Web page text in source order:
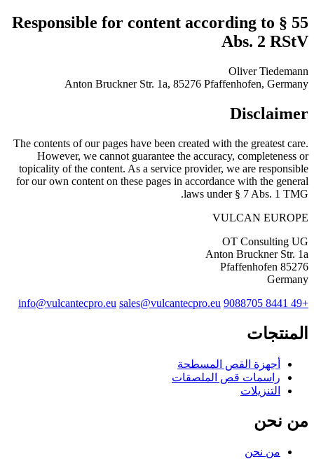
Responsible for content according to § 55
Abs. 2 RStV
Oliver Tiedemann
Anton Bruckner Str. 1a, 85276 Pfaffenhofen, Germany
Disclaimer
The contents of our pages have been created with the greatest care.
However, we cannot guarantee the accuracy, completeness or
topicality of the content. As a service provider, we are responsible
for our own content on these pages in accordance with the general
laws under § 7 Abs. 1 TMG.
VULCAN EUROPE
OT Consulting UG
Anton Bruckner Str. 1a
85276 Pfaffenhofen
Germany
+49 8441 9088705
info@vulcantecpro.eu sales@vulcantecpro.eu
المنتجات
أجهزة القص المسطحة
راسمات قص الملصقات
التنزيلات
من نحن
من نحن